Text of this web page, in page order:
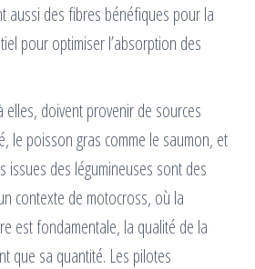
aussi des fibres bénéfiques pour la
pour optimiser l’absorption des
elles, doivent provenir de sources
le poisson gras comme le saumon, et
issues des légumineuses sont des
contexte de motocross, où la
est fondamentale, la qualité de la
que sa quantité. Les pilotes